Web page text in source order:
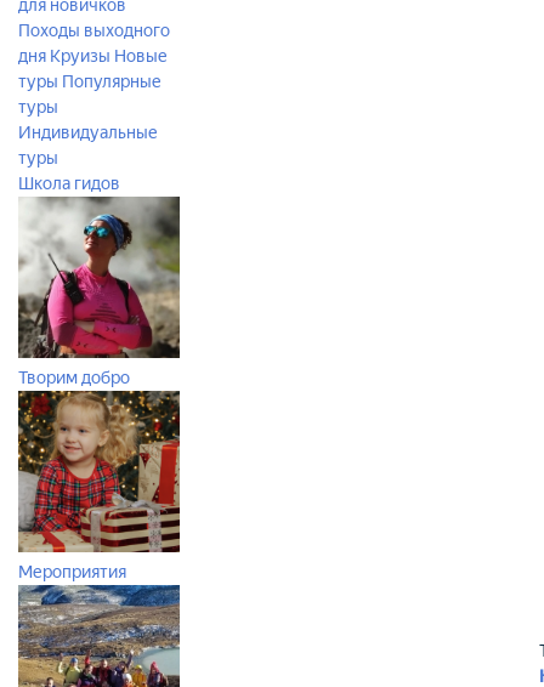
для новичков
Походы выходного
дня Круизы Новые
туры Популярные
туры
Индивидуальные
туры
Школа гидов
Творим добро
Мероприятия